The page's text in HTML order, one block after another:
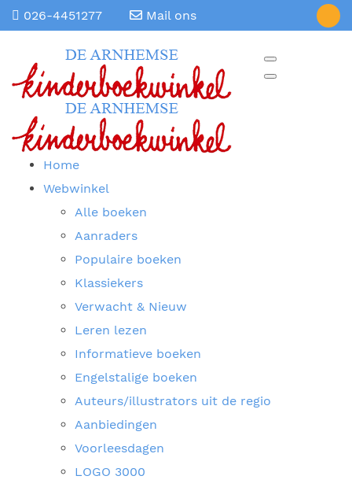
026-4451277 Mail ons
Home
Webwinkel
Alle boeken
Aanraders
Populaire boeken
Klassiekers
Verwacht & Nieuw
Leren lezen
Informatieve boeken
Engelstalige boeken
Auteurs/illustrators uit de regio
Aanbiedingen
Voorleesdagen
LOGO 3000